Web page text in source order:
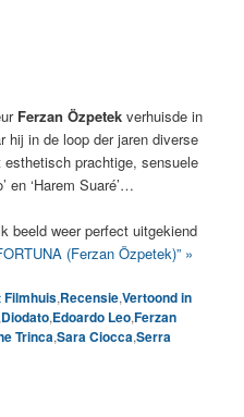
Ferzan Özpetek verhuisde in
hij in de loop der jaren diverse
prachtige, sensuele
en ‘Harem Suaré’…
beeld weer perfect uitgekiend
(Ferzan Özpetek)” »
Filmhuis,Recensie,Vertoond in
Diodato,Edoardo Leo,Ferzan
Trinca,Sara Ciocca,Serra